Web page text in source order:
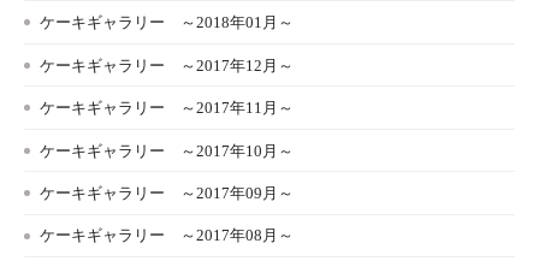
ケーキギャラリー ～2018年01月～
ケーキギャラリー ～2017年12月～
ケーキギャラリー ～2017年11月～
ケーキギャラリー ～2017年10月～
ケーキギャラリー ～2017年09月～
ケーキギャラリー ～2017年08月～